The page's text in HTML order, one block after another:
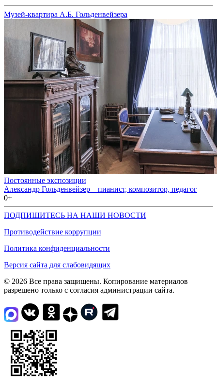
Музей-квартира А.Б. Гольденвейзера
Постоянные экспозиции
Александр Гольденвейзер – пианист, композитор, педагог
0+
ПОДПИШИТЕСЬ НА НАШИ НОВОСТИ
Противодействие коррупции
Политика конфиденциальности
Версия сайта для слабовидящих
© 2026 Все права защищены. Копирование материалов
разрешено только с согласия администрации сайта.